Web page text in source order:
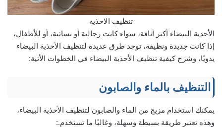
تنظيف الاحذيه
الأحذية البيضاء أكثر أناقة، سواء كانت رجالية أو نسائية، أو للأطفال،
إذا كانت جديدة ونظيفة، توجد طرق عديدة لتنظيف الأحذية البيضاء
يدويًا، وشرح كيفية تنظيف الأحذية البيضاء في الخطوات الأتية:
التنظيف بالماء والصابون
يمكنك استخدام مزيج من الماء والصابون لتنظيف الأحذية البيضاء،
وهذه تعتبر طريقة بسيطة وسهلة، وغالبًا ما تستخدم.: